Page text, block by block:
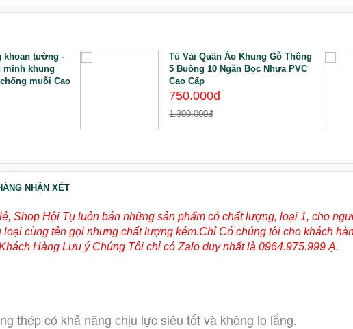
khoan tường -
minh khung
muỗi Cao
Tủ Vải Quần Áo Khung Gỗ Thông
5 Buồng 10 Ngăn Bọc Nhựa PVC
Cao Cấp
750.000đ
1.300.000đ
NHẬN XÉT
Shop Hội Tụ luôn bán những sản phẩm có chất lượng, loại 1, cho
cùng tên gọi nhưng chất lượng kém.Chỉ Có chúng tôi cho khách
Hàng Lưu ý Chúng Tôi chỉ có Zalo duy nhất là 0964.975.999 Ạ.
thép có khả năng chịu lực siêu tốt và không lo lắng.